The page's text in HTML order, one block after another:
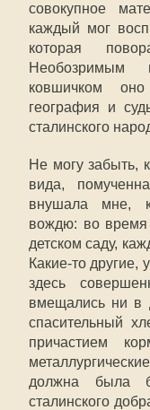
совокупное
каждый мог
которая
Необозримым
ковшичком
география и
сталинского
Не могу забыть,
вида,
внушала мне,
вождю: во время
детском саду,
Какие-то другие,
здесь
вмещались ни в
спасительный
причастием
должна была
сталинского